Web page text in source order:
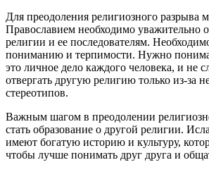
Для преодоления религиозного разрыва
Православием необходимо уважительно
религии и ее последователям.
пониманию и терпимости. Нужно
это личное дело каждого человека, и не
отвергать другую религию только из-за
стереотипов.
Важным шагом в преодолении
стать образование о другой религии.
имеют богатую историю и культуру,
чтобы лучше понимать друг друга и